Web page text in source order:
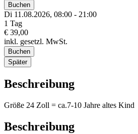
Buchen
Di 11.08.2026, 08:00 - 21:00
1 Tag
€ 39,00
inkl. gesetzl. MwSt.
Buchen
Später
Beschreibung
Größe 24 Zoll = ca.7-10 Jahre altes Kind
Beschreibung